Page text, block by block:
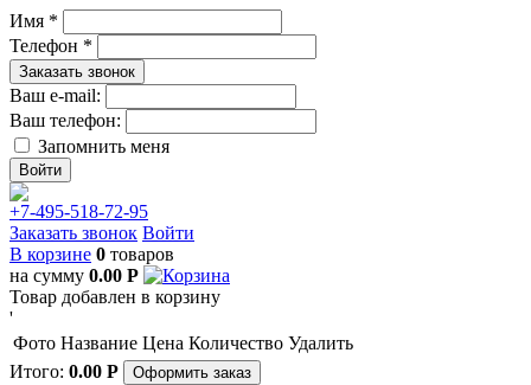
Имя *
Телефон *
Заказать звонок
Ваш e-mail:
Ваш телефон:
Запомнить меня
+7-495-518-72-95
Заказать звонок Войти
В корзине 0 товаров
на сумму 0.00 Р
Товар добавлен в корзину
'
Фото Название Цена Количество Удалить
Итого: 0.00 Р Оформить заказ